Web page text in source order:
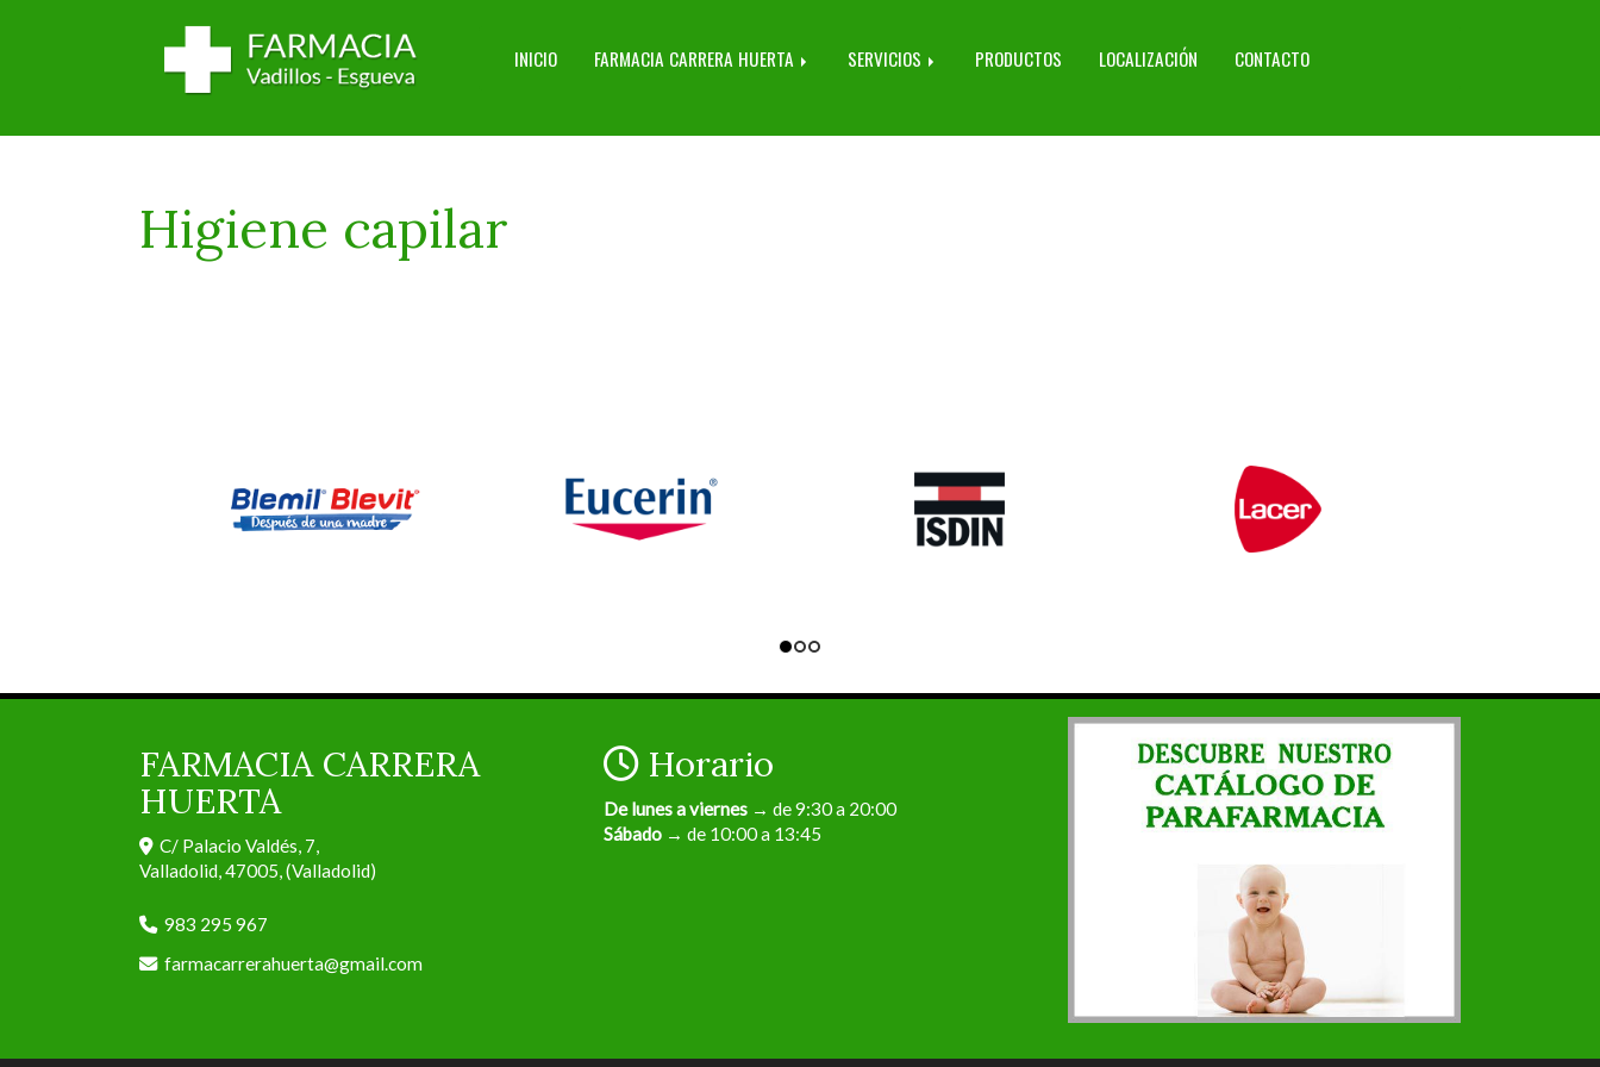
INICIO FARMACIA CARRERA HUERTA SERVICIOS PRODUCTOS LOCALIZACIÓN CONTACTO
Higiene capilar
FARMACIA CARRERA
HUERTA
C/ Palacio Valdés, 7,
Valladolid,47005,(Valladolid)
983 295 967
farmacarrerahuerta
gmail.com
Horario
De lunes a viernes → de 9:30 a 20:00
Sábado → de 10:00 a 13:45